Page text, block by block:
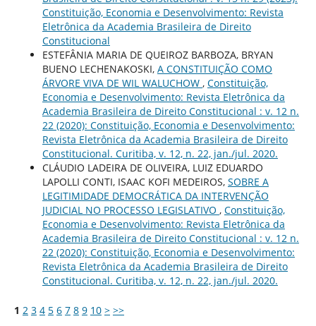
Constituição, Economia e Desenvolvimento: Revista
Eletrônica da Academia Brasileira de Direito
Constitucional
ESTEFÂNIA MARIA DE QUEIROZ BARBOZA, BRYAN
BUENO LECHENAKOSKI, A CONSTITUIÇÃO COMO
ÁRVORE VIVA DE WIL WALUCHOW , Constituição,
Economia e Desenvolvimento: Revista Eletrônica da
Academia Brasileira de Direito Constitucional : v. 12 n.
22 (2020): Constituição, Economia e Desenvolvimento:
Revista Eletrônica da Academia Brasileira de Direito
Constitucional. Curitiba, v. 12, n. 22, jan./jul. 2020.
CLÁUDIO LADEIRA DE OLIVEIRA, LUIZ EDUARDO
LAPOLLI CONTI, ISAAC KOFI MEDEIROS, SOBRE A
LEGITIMIDADE DEMOCRÁTICA DA INTERVENÇÃO
JUDICIAL NO PROCESSO LEGISLATIVO , Constituição,
Economia e Desenvolvimento: Revista Eletrônica da
Academia Brasileira de Direito Constitucional : v. 12 n.
22 (2020): Constituição, Economia e Desenvolvimento:
Revista Eletrônica da Academia Brasileira de Direito
Constitucional. Curitiba, v. 12, n. 22, jan./jul. 2020.
1 2 3 4 5 6 7 8 9 10 > >>